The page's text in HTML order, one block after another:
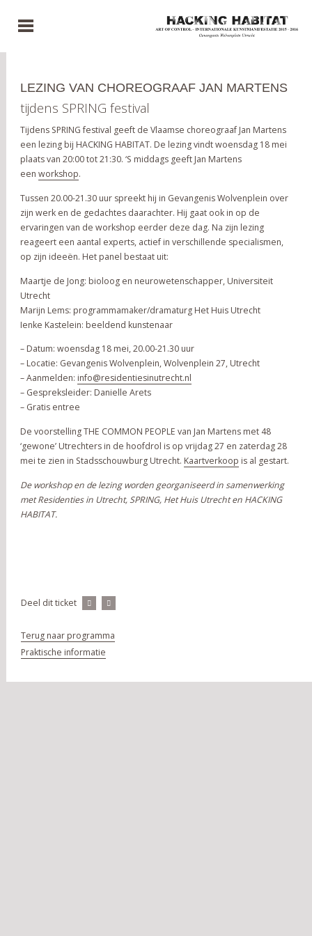
LEZING VAN CHOREOGRAAF JAN MARTENS
tijdens SPRING festival
Tijdens SPRING festival geeft de Vlaamse choreograaf Jan Martens
een lezing bij HACKING HABITAT. De lezing vindt woensdag 18 mei
plaats van 20:00 tot 21:30. ‘S middags geeft Jan Martens
een workshop.
Tussen 20.00-21.30 uur spreekt hij in Gevangenis Wolvenplein over
zijn werk en de gedachtes daarachter. Hij gaat ook in op de
ervaringen van de workshop eerder deze dag. Na zijn lezing
reageert een aantal experts, actief in verschillende specialismen,
op zijn ideeën. Het panel bestaat uit:
Maartje de Jong: bioloog en neurowetenschapper, Universiteit
Utrecht
Marijn Lems: programmamaker/dramaturg Het Huis Utrecht
Ienke Kastelein: beeldend kunstenaar
– Datum: woensdag 18 mei, 20.00-21.30 uur
– Locatie: Gevangenis Wolvenplein, Wolvenplein 27, Utrecht
– Aanmelden: info@residentiesinutrecht.nl
– Gespreksleider: Danielle Arets
– Gratis entree
De voorstelling THE COMMON PEOPLE van Jan Martens met 48
‘gewone’ Utrechters in de hoofdrol is op vrijdag 27 en zaterdag 28
mei te zien in Stadsschouwburg Utrecht. Kaartverkoop is al gestart.
De workshop en de lezing worden georganiseerd in samenwerking
met Residenties in Utrecht, SPRING, Het Huis Utrecht en HACKING
HABITAT.
Deel dit ticket
Terug naar programma
Praktische informatie